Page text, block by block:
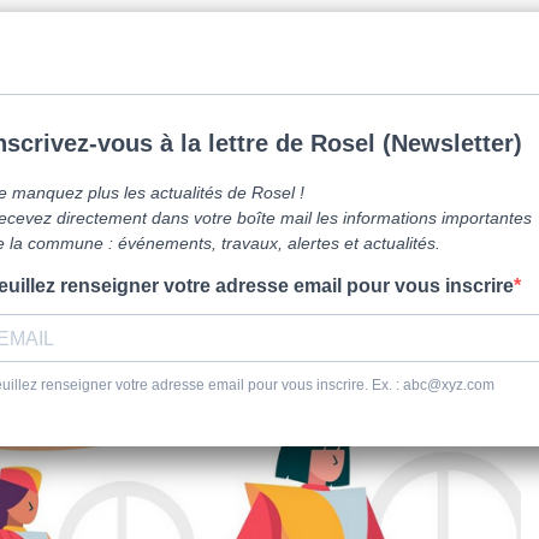
ici Vie Pratique Sortir Se